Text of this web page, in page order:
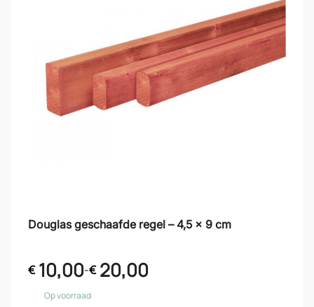
Douglas geschaafde regel – 4,5 x 9 cm
€10,00-€20,00
Op voorraad